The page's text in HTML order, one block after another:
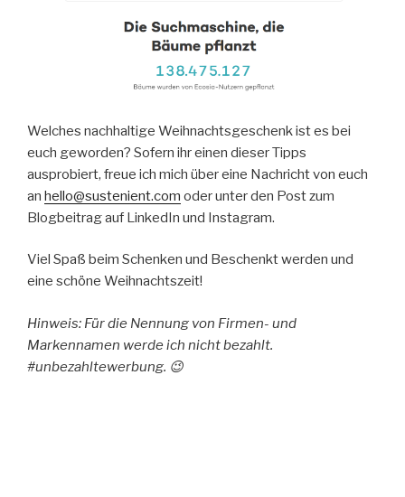
Welches nachhaltige Weihnachtsgeschenk ist es bei
euch geworden? Sofern ihr einen dieser Tipps
ausprobiert, freue ich mich über eine Nachricht von euch
an hello@sustenient.com oder unter den Post zum
Blogbeitrag auf LinkedIn und Instagram.
Viel Spaß beim Schenken und Beschenkt werden und
eine schöne Weihnachtszeit!
Hinweis: Für die Nennung von Firmen- und
Markennamen werde ich nicht bezahlt.
#unbezahltewerbung. 😉